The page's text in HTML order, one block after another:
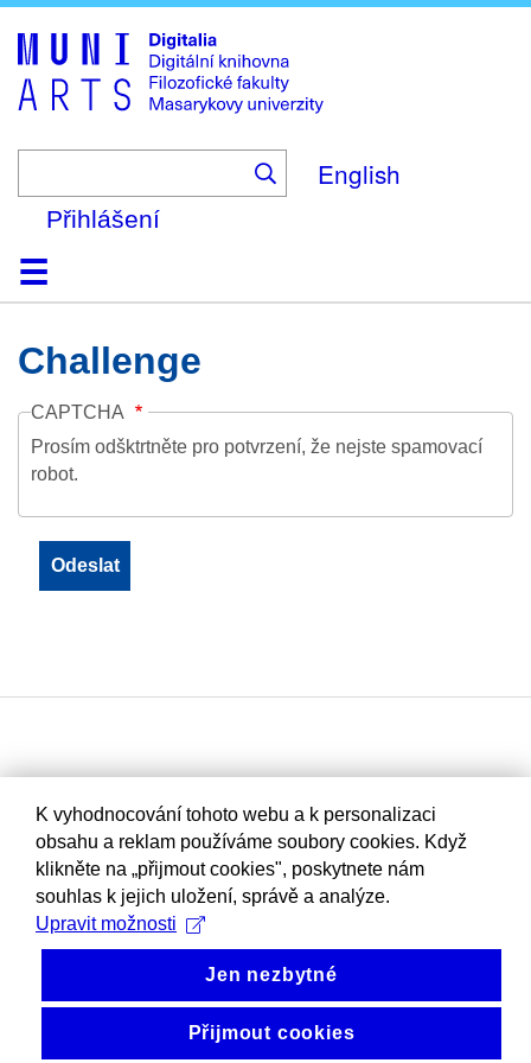
to
main
content
English
Přihlášení
DomůKolekce
Prohlížení
Vyhledávání
O platformě
Nápověda
KontaktDigitalia
Challenge
CAPTCHA
Prosím odšktrtněte pro potvrzení, že nejste spamovací
robot.
K vyhodnocování tohoto webu a k personalizaci
obsahu a reklam používáme soubory cookies. Když
klikněte na „přijmout cookies", poskytnete nám
souhlas k jejich uložení, správě a analýze.
Upravit možnosti
Jen nezbytné
Přijmout cookies